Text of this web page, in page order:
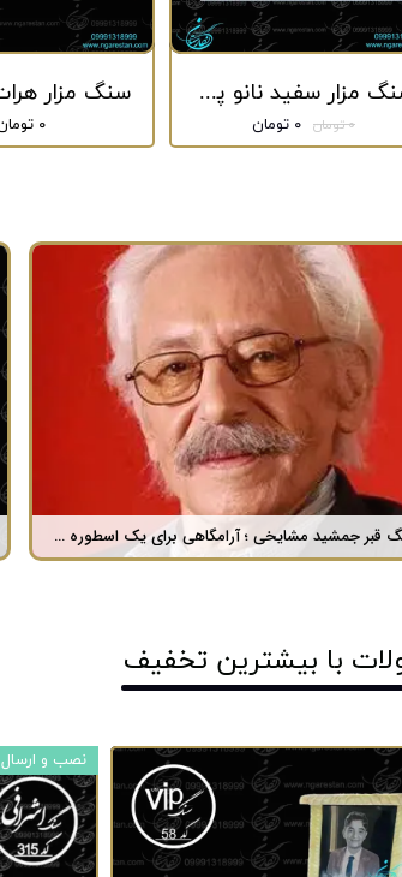
۰ تومان
سنگ مزار سفید نانو پلاس کد 29
۰ تومان ۰ تومان
فرق سنگ طبیعی با سنگ مصنوعی ؟
نصب و ارسال
با ​بیشترین تخفیف